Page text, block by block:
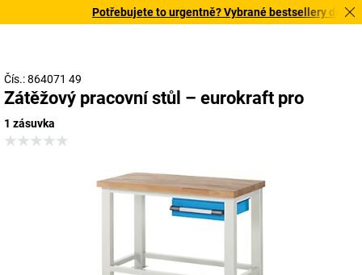
Potřebujete to urgentně? Vybrané bestsellery
Čís.: 864071 49
Zátěžový pracovní stůl – eurokraft pro
1 zásuvka